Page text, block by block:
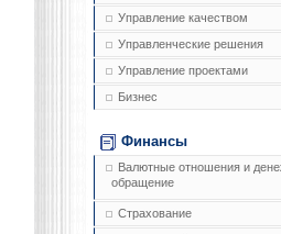
Управление качеством
Управленческие решения
Управление проектами
Бизнес
Финансы
Валютные отношения и
обращение
Страхование